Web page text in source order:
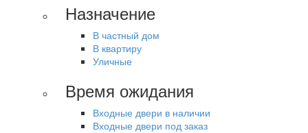
Назначение
В частный дом
В квартиру
Уличные
Время ожидания
Входные двери в наличии
Входные двери под заказ